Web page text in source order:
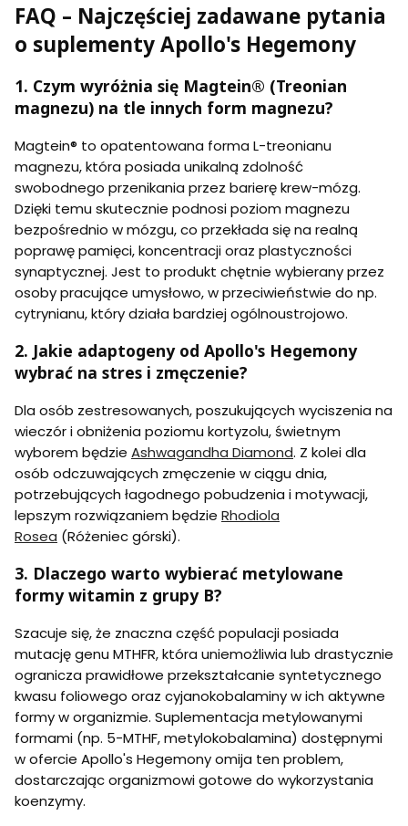
FAQ – Najczęściej zadawane pytania
o suplementy Apollo's Hegemony
1. Czym wyróżnia się Magtein® (Treonian
magnezu) na tle innych form magnezu?
Magtein® to opatentowana forma L-treonianu
magnezu, która posiada unikalną zdolność
swobodnego przenikania przez barierę krew-mózg.
Dzięki temu skutecznie podnosi poziom magnezu
bezpośrednio w mózgu, co przekłada się na realną
poprawę pamięci, koncentracji oraz plastyczności
synaptycznej. Jest to produkt chętnie wybierany przez
osoby pracujące umysłowo, w przeciwieństwie do np.
cytrynianu, który działa bardziej ogólnoustrojowo.
2. Jakie adaptogeny od Apollo's Hegemony
wybrać na stres i zmęczenie?
Dla osób zestresowanych, poszukujących wyciszenia na
wieczór i obniżenia poziomu kortyzolu, świetnym
wyborem będzie Ashwagandha Diamond. Z kolei dla
osób odczuwających zmęczenie w ciągu dnia,
potrzebujących łagodnego pobudzenia i motywacji,
lepszym rozwiązaniem będzie Rhodiola
Rosea (Różeniec górski).
3. Dlaczego warto wybierać metylowane
formy witamin z grupy B?
Szacuje się, że znaczna część populacji posiada
mutację genu MTHFR, która uniemożliwia lub drastycznie
ogranicza prawidłowe przekształcanie syntetycznego
kwasu foliowego oraz cyjanokobalaminy w ich aktywne
formy w organizmie. Suplementacja metylowanymi
formami (np. 5-MTHF, metylokobalamina) dostępnymi
w ofercie Apollo's Hegemony omija ten problem,
dostarczając organizmowi gotowe do wykorzystania
koenzymy.